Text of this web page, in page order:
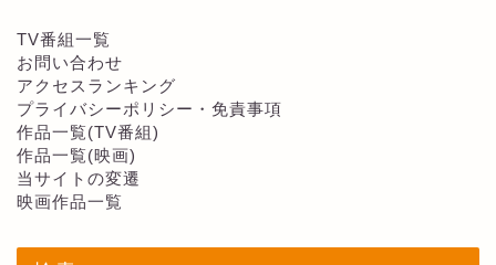
TV番組一覧
お問い合わせ
アクセスランキング
プライバシーポリシー・免責事項
作品一覧(TV番組)
作品一覧(映画)
当サイトの変遷
映画作品一覧